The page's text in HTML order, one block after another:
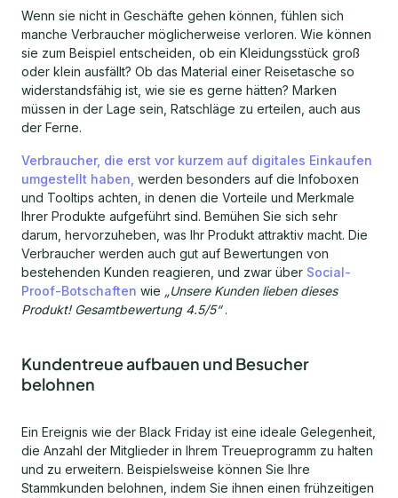
Wenn sie nicht in Geschäfte gehen können, fühlen sich
manche Verbraucher möglicherweise verloren. Wie können
sie zum Beispiel entscheiden, ob ein Kleidungsstück groß
oder klein ausfällt? Ob das Material einer Reisetasche so
widerstandsfähig ist, wie sie es gerne hätten? Marken
müssen in der Lage sein, Ratschläge zu erteilen, auch aus
der Ferne.
Verbraucher, die erst vor kurzem auf digitales Einkaufen
umgestellt haben, werden besonders auf die Infoboxen
und Tooltips achten, in denen die Vorteile und Merkmale
Ihrer Produkte aufgeführt sind. Bemühen Sie sich sehr
darum, hervorzuheben, was Ihr Produkt attraktiv macht. Die
Verbraucher werden auch gut auf Bewertungen von
bestehenden Kunden reagieren, und zwar über Social-
Proof-Botschaften wie „Unsere Kunden lieben dieses
Produkt! Gesamtbewertung 4.5/5“.
Kundentreue aufbauen und Besucher
belohnen
Ein Ereignis wie der Black Friday ist eine ideale Gelegenheit,
die Anzahl der Mitglieder in Ihrem Treueprogramm zu halten
und zu erweitern. Beispielsweise können Sie Ihre
Stammkunden belohnen, indem Sie ihnen einen frühzeitigen